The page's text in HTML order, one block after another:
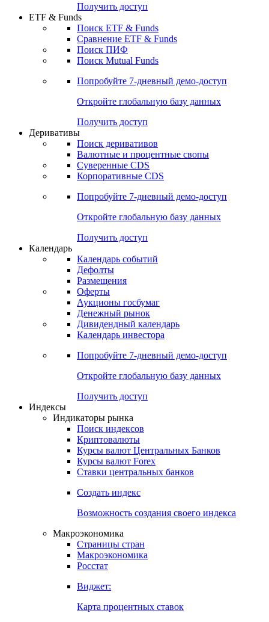
Получить доступ
ETF & Funds
Поиск ETF & Funds
Сравнение ETF & Funds
Поиск ПИФ
Поиск Mutual Funds
Попробуйте 7-дневный демо-доступ
Откройте глобальную базу данных
Получить доступ
Деривативы
Поиск деривативов
Валютные и процентные свопы
Суверенные CDS
Корпоративные CDS
Попробуйте 7-дневный демо-доступ
Откройте глобальную базу данных
Получить доступ
Календарь
Календарь событий
Дефолты
Размещения
Оферты
Аукционы госбумаг
Денежный рынок
Дивидендный календарь
Календарь инвестора
Попробуйте 7-дневный демо-доступ
Откройте глобальную базу данных
Получить доступ
Индексы
Индикаторы рынка
Поиск индексов
Криптовалюты
Курсы валют Центральных Банков
Курсы валют Forex
Ставки центральных банков
Создать индекс
Возможность создания своего индекса
Макроэкономика
Страницы стран
Макроэкономика
Росстат
Виджет:
Карта процентных ставок